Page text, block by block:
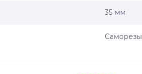
35 мм
Саморезы